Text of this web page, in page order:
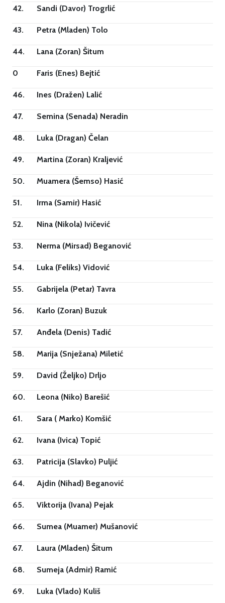
42. Sandi (Davor) Trogrlić
43. Petra (Mladen) Tolo
44. Lana (Zoran) Šitum
0 Faris (Enes) Bejtić
46. Ines (Dražen) Lalić
47. Semina (Senada) Neradin
48. Luka (Dragan) Čelan
49. Martina (Zoran) Kraljević
50. Muamera (Šemso) Hasić
51. Irma (Samir) Hasić
52. Nina (Nikola) Ivičević
53. Nerma (Mirsad) Beganović
54. Luka (Feliks) Vidović
55. Gabrijela (Petar) Tavra
56. Karlo (Zoran) Buzuk
57. Anđela (Denis) Tadić
58. Marija (Snježana) Miletić
59. David (Željko) Drljo
60. Leona (Niko) Barešić
61. Sara ( Marko) Komšić
62. Ivana (Ivica) Topić
63. Patricija (Slavko) Puljić
64. Ajdin (Nihad) Beganović
65. Viktorija (Ivana) Pejak
66. Sumea (Muamer) Mušanović
67. Laura (Mladen) Šitum
68. Sumeja (Admir) Ramić
69. Luka (Vlado) Kuliš